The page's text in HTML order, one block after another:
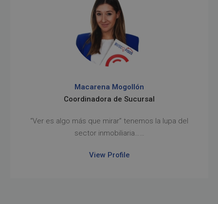
Macarena Mogollón
Coordinadora de Sucursal
“Ver es algo más que mirar” tenemos la lupa del
sector inmobiliaria……
View Profile